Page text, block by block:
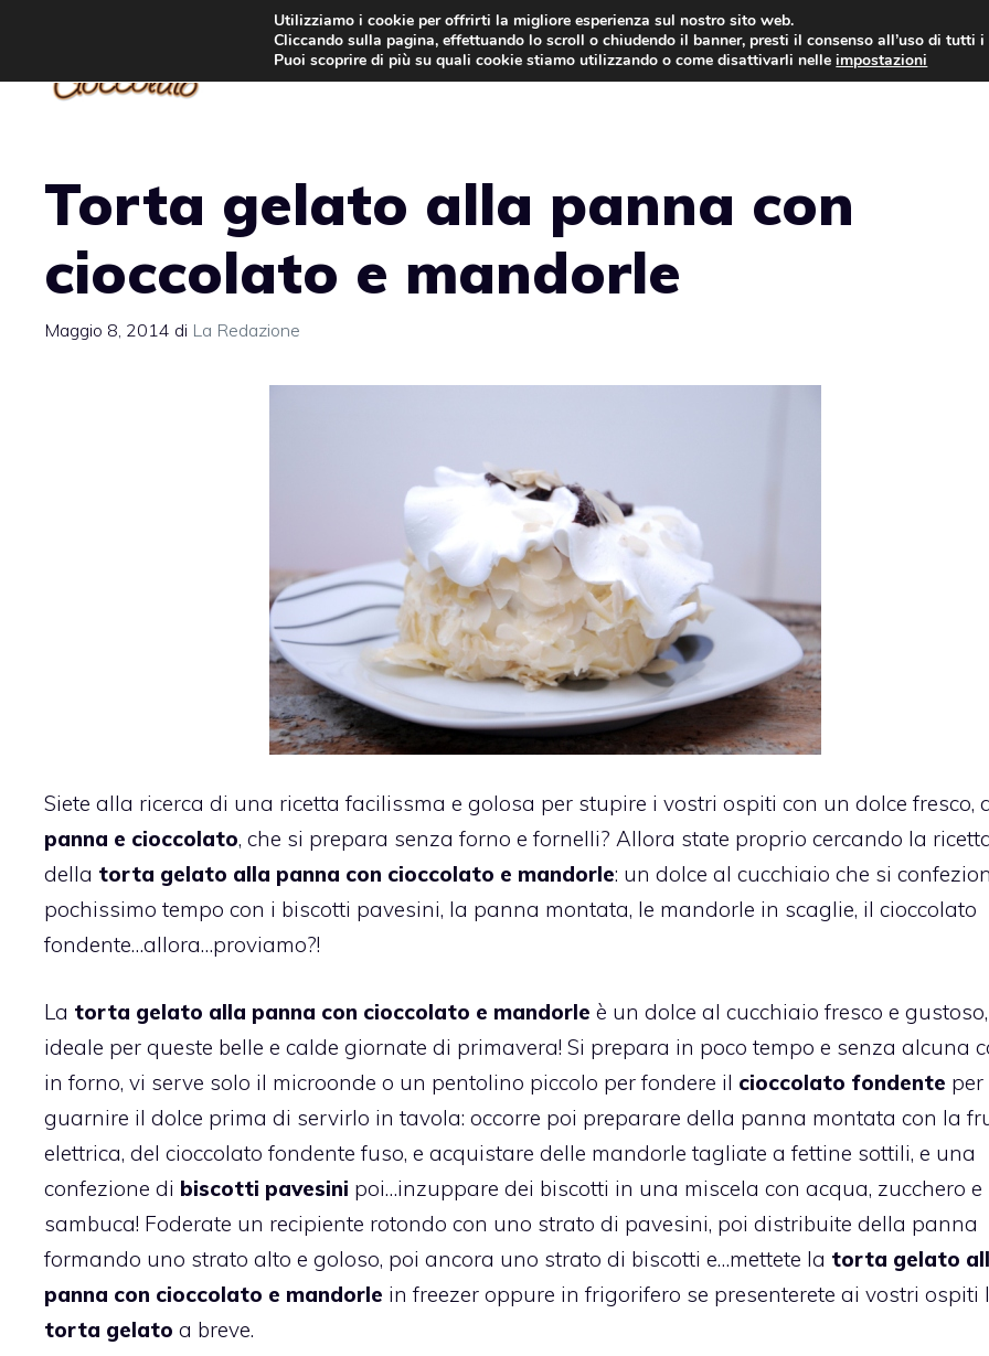
contenuto
TORTE AL CIOCCOLATO TORTE CLASSICHE
Torta gelato alla panna con
cioccolato e mandorle
Maggio 8, 2014 di La Redazione
Siete alla ricerca di una ricetta facilissma e golosa per stupire i vostri ospiti con un dolce fresco,
panna e cioccolato, che si prepara senza forno e fornelli? Allora state proprio cercando la
della torta gelato alla panna con cioccolato e mandorle: un dolce al cucchiaio che si
pochissimo tempo con i biscotti pavesini, la panna montata, le mandorle in scaglie, il cioccolato
fondente…allora…proviamo?!
La torta gelato alla panna con cioccolato e mandorle è un dolce al cucchiaio fresco e gustoso,
ideale per queste belle e calde giornate di primavera! Si prepara in poco tempo e senza alcuna
in forno, vi serve solo il microonde o un pentolino piccolo per fondere il cioccolato fondente per
guarnire il dolce prima di servirlo in tavola: occorre poi preparare della panna montata con la
elettrica, del cioccolato fondente fuso, e acquistare delle mandorle tagliate a fettine sottili, e una
confezione di biscotti pavesini poi…inzuppare dei biscotti in una miscela con acqua, zucchero e
sambuca! Foderate un recipiente rotondo con uno strato di pavesini, poi distribuite della panna
formando uno strato alto e goloso, poi ancora uno strato di biscotti e…mettete la torta gelato
panna con cioccolato e mandorle in freezer oppure in frigorifero se presenterete ai vostri ospiti
torta gelato a breve.
Utilizziamo i cookie per offrirti la migliore esperienza sul nostro sito web.
Cliccando sulla pagina, effettuando lo scroll o chiudendo il banner, presti il consenso all’uso di tutti i
Puoi scoprire di più su quali cookie stiamo utilizzando o come disattivarli nelleimpostazioni